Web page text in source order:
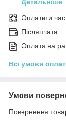
Детальніше
Оплатити
Післяплата
Оплата на
Всі умови
Умови
Повернення